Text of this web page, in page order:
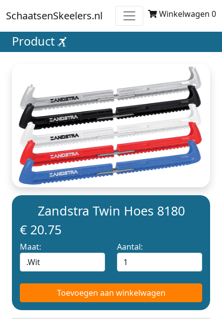
SchaatsenSkeelers.nl Winkelwagen 0
Product
Zandstra Twin Hoes 8180
€ 20.75
Maat: Aantal:
Toevoegen aan winkelwagen